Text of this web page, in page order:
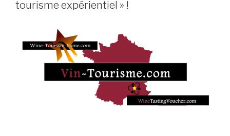
tourisme expérientiel » !